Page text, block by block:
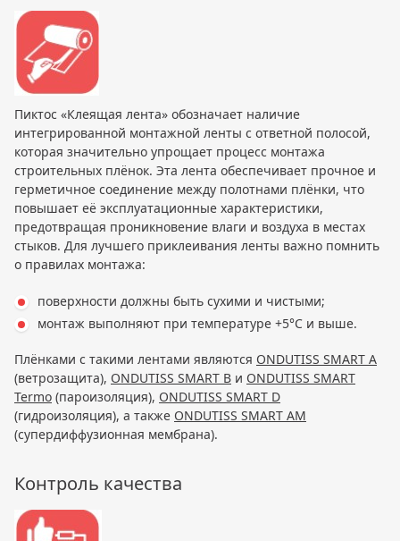
Пиктос «Клеящая лента» обозначает наличие
интегрированной монтажной ленты с ответной полосой,
которая значительно упрощает процесс монтажа
строительных плёнок. Эта лента обеспечивает прочное и
герметичное соединение между полотнами плёнки, что
повышает её эксплуатационные характеристики,
предотвращая проникновение влаги и воздуха в местах
стыков. Для лучшего приклеивания ленты важно помнить
о правилах монтажа:
поверхности должны быть сухими и чистыми;
монтаж выполняют при температуре +5°C и выше.
Плёнками с такими лентами являются ONDUTISS SMART A
(ветрозащита), ONDUTISS SMART B и ONDUTISS SMART
Termo (пароизоляция), ONDUTISS SMART D
(гидроизоляция), а также ONDUTISS SMART AM
(супердиффузионная мембрана).
Контроль качества